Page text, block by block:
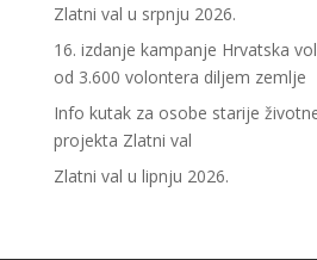
Zlatni val u srpnju 2026.
16. izdanje kampanje Hrvatska
od 3.600 volontera diljem zemlje
Info kutak za osobe starije
projekta Zlatni val
Zlatni val u lipnju 2026.